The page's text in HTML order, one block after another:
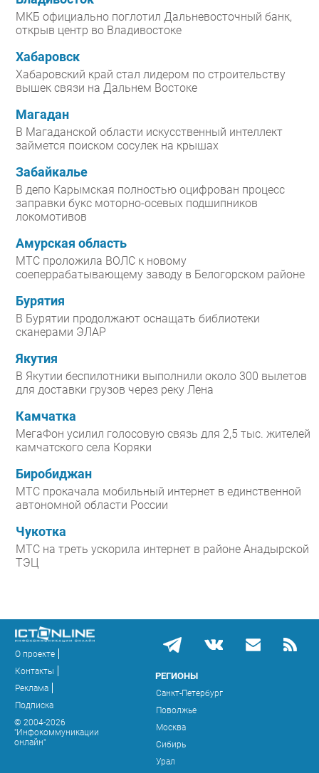
МКБ официально поглотил Дальневосточный банк,
открыв центр во Владивостоке
Хабаровск
Хабаровский край стал лидером по строительству
вышек связи на Дальнем Востоке
Магадан
В Магаданской области искусственный интеллект
займется поиском сосулек на крышах
Забайкалье
В депо Карымская полностью оцифрован процесс
заправки букс моторно-осевых подшипников
локомотивов
Амурская область
МТС проложила ВОЛС к новому
соеперрабатывающему заводу в Белогорском районе
Бурятия
В Бурятии продолжают оснащать библиотеки
сканерами ЭЛАР
Якутия
В Якутии беспилотники выполнили около 300 вылетов
для доставки грузов через реку Лена
Камчатка
МегаФон усилил голосовую связь для 2,5 тыс. жителей
камчатского села Коряки
Биробиджан
МТС прокачала мобильный интернет в единственной
автономной области России
Чукотка
МТС на треть ускорила интернет в районе Анадырской
ТЭЦ
О проекте
Контакты
Реклама
Подписка
© 2004-2026
"Инфокоммуникации
онлайн"
РЕГИОНЫ
Санкт-Петербург
Поволжье
Москва
Сибирь
Урал